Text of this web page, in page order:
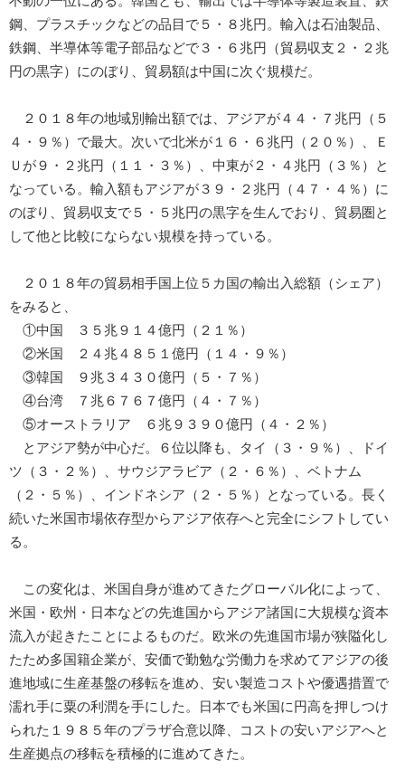
鋼、プラスチックなどの品目で５・８兆円。輸入は石油製品、
鉄鋼、半導体等電子部品などで３・６兆円（貿易収支２・２兆
円の黒字）にのぼり、貿易額は中国に次ぐ規模だ。
２０１８年の地域別輸出額では、アジアが４４・７兆円（５
４・９％）で最大。次いで北米が１６・６兆円（２０％）、Ｅ
Ｕが９・２兆円（１１・３％）、中東が２・４兆円（３％）と
なっている。輸入額もアジアが３９・２兆円（４７・４％）に
のぼり、貿易収支で５・５兆円の黒字を生んでおり、貿易圏と
して他と比較にならない規模を持っている。
２０１８年の貿易相手国上位５カ国の輸出入総額（シェア）
をみると、
①中国 ３５兆９１４億円（２１％）
②米国 ２４兆４８５１億円（１４・９％）
③韓国 ９兆３４３０億円（５・７％）
④台湾 ７兆６７６７億円（４・７％）
⑤オーストラリア ６兆９３９０億円（４・２％）
とアジア勢が中心だ。６位以降も、タイ（３・９％）、ドイ
ツ（３・２％）、サウジアラビア（２・６％）、ベトナム
（２・５％）、インドネシア（２・５％）となっている。長く
続いた米国市場依存型からアジア依存へと完全にシフトしてい
る。
この変化は、米国自身が進めてきたグローバル化によって、
米国・欧州・日本などの先進国からアジア諸国に大規模な資本
流入が起きたことによるものだ。欧米の先進国市場が狭隘化し
たため多国籍企業が、安価で勤勉な労働力を求めてアジアの後
進地域に生産基盤の移転を進め、安い製造コストや優遇措置で
濡れ手に粟の利潤を手にした。日本でも米国に円高を押しつけ
られた１９８５年のプラザ合意以降、コストの安いアジアへと
生産拠点の移転を積極的に進めてきた。